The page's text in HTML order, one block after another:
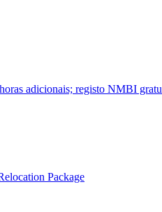
adicionais; registo NMBI
Package